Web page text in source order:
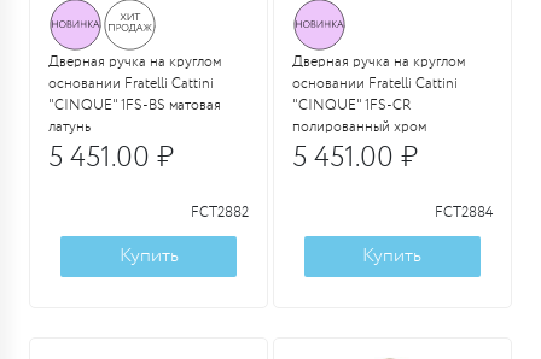
Дверная ручка на круглом
основании Fratelli Cattini
"CINQUE" 1FS-BS матовая
латунь
5 451.00 ₽
FCT2882
Купить
Дверная ручка на круглом
основании Fratelli Cattini
"CINQUE" 1FS-CR
полированный хром
5 451.00 ₽
FCT2884
Купить